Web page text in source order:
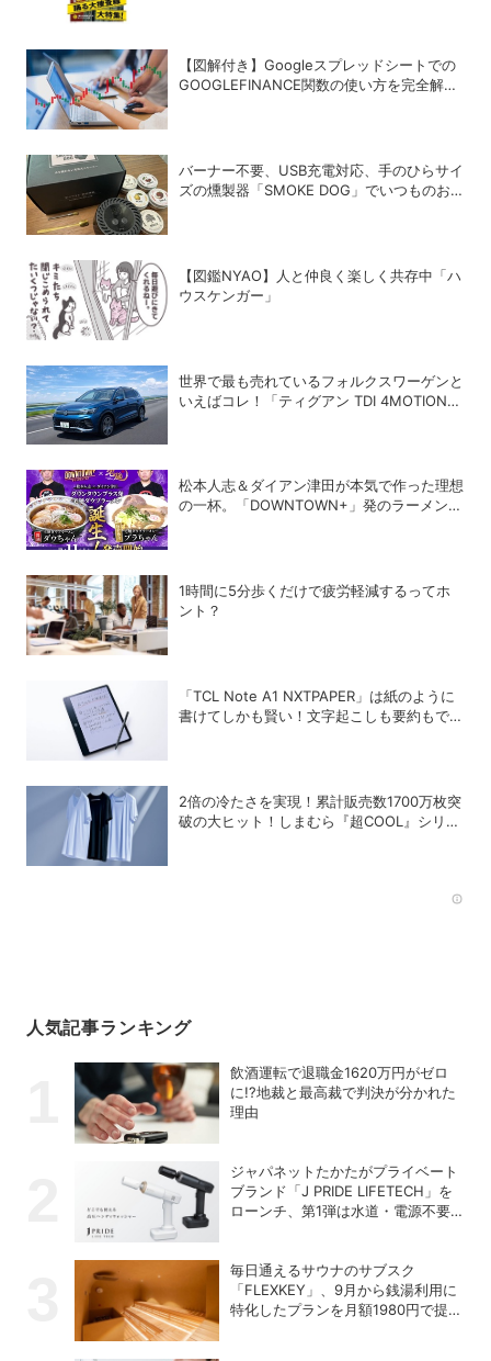
【図解付き】Googleスプレッドシートでの
GOOGLEFINANCE関数の使い方を完全解
バーナー不要、USB充電対応、手のひらサイ
ズの燻製器「SMOKE DOG」でいつものお
【図鑑NYAO】人と仲良く楽しく共存中「ハ
ウスケンガー」
世界で最も売れているフォルクスワーゲンと
いえばコレ！「ティグアン TDI 4MOTION
松本人志＆ダイアン津田が本気で作った理想
の一杯。「DOWNTOWN+」発のラーメンを
1時間に5分歩くだけで疲労軽減するってホ
ント？
「TCL Note A1 NXTPAPER」は紙のように
書けてしかも賢い！文字起こしも要約もでき
2倍の冷たさを実現！累計販売数1700万枚突
破の大ヒット！しまむら『超COOL』シリー
人気記事ランキング
飲酒運転で退職金1620万円がゼロ
に!?地裁と最高裁で判決が分かれた
理由
ジャパネットたかたがプライベート
ブランド「J PRIDE LIFETECH」を
ローンチ、第1弾は水道・電源不要
毎日通えるサウナのサブスク
「FLEXKEY」、9月から銭湯利用に
特化したプランを月額1980円で提供